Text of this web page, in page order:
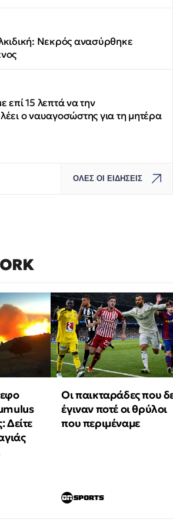
Νεκρός ανασύρθηκε
επί 15 λεπτά να την
ο ναυαγοσώστης για τη μητέρα
ΟΛΕΣ ΟΙ ΕΙΔΗΣΕΙΣ
Δείτε
Οι παικταράδες που
έγιναν ποτέ οι θρύλοι
που περιμέναμε